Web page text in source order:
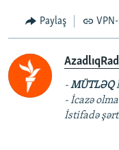
Paylaş
-MÜTLƏQ
- İcazə
İstifadə